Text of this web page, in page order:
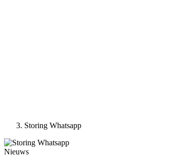
Storing Whatsapp
Nieuws